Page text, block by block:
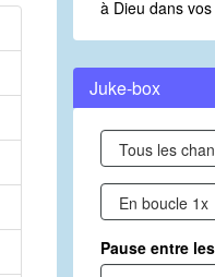
à Dieu dans
Juke-box
Pause entre